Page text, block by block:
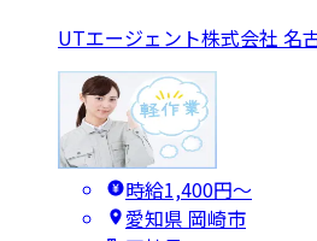
UTエージェント株式会社 名
時給1,400円〜
愛知県 岡崎市